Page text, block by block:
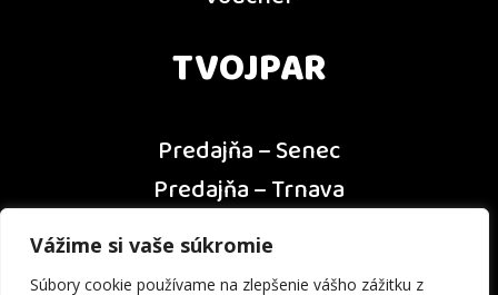
Vážime si vaše súkromie
Súbory cookie používame na zlepšenie vášho zážitku z
TVOJPAR
Predajňa – Senec
Predajňa – Trnava
Predajňa – Dunajská Streda
Predajňa – Nitra